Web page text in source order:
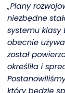
„Plany
niezbędne
systemu klasy
obecnie
został
określiła i